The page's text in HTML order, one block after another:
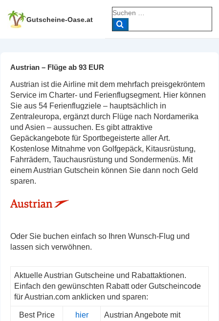
Zum
Inhalt
Gutscheine-Oase.at
Suche
nach:
Austrian – Flüge ab 93 EUR
Austrian ist die Airline mit dem mehrfach preisgekröntem
Service im Charter- und Ferienflugsegment. Hier können
Sie aus 54 Ferienflugziele – hauptsächlich in
Zentraleuropa, ergänzt durch Flüge nach Nordamerika
und Asien – aussuchen. Es gibt attraktive
Gepäckangebote für Sportbegeisterte aller Art.
Kostenlose Mitnahme von Golfgepäck, Kitausrüstung,
Fahrrädern, Tauchausrüstung und Sondermenüs. Mit
einem Austrian Gutschein können Sie dann noch Geld
sparen.
Oder Sie buchen einfach so Ihren Wunsch-Flug und
lassen sich verwöhnen.
Aktuelle Austrian Gutscheine und Rabattaktionen.
Einfach den gewünschten Rabatt oder Gutscheincode
für Austrian.com anklicken und sparen:
Best Price
hier
Austrian Angebote mit